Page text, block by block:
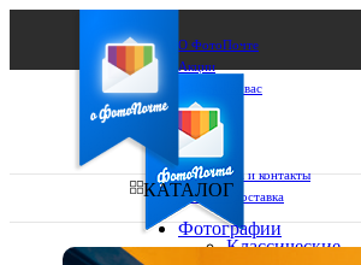
О ФотоПочте
Акции
Сделаем за вас
Бизнесу
FAQ
Франшиза
Поддержка и контакты
Оплата и доставка
КАТАЛОГ
Фотографии
Классические